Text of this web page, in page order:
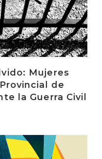
Mujeres
de
la Guerra Civil